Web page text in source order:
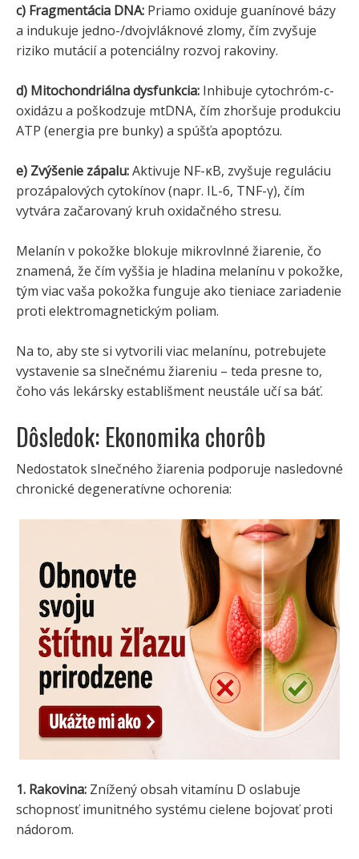
c) Fragmentácia DNA: Priamo oxiduje guanínové bázy
a indukuje jedno-/dvojvláknové zlomy, čím zvyšuje
riziko mutácií a potenciálny rozvoj rakoviny.
d) Mitochondriálna dysfunkcia: Inhibuje cytochróm-c-
oxidázu a poškodzuje mtDNA, čím zhoršuje produkciu
ATP (energia pre bunky) a spúšťa apoptózu.
e) Zvýšenie zápalu:Aktivuje NF-κB, zvyšuje reguláciu
prozápalových cytokínov (napr. IL-6, TNF-γ), čím
vytvára začarovaný kruh oxidačného stresu.
Melanín v pokožke blokuje mikrovlnné žiarenie, čo
znamená, že čím vyššia je hladina melanínu v pokožke,
tým viac vaša pokožka funguje ako tieniace zariadenie
proti elektromagnetickým poliam.
Na to, aby ste si vytvorili viac melanínu, potrebujete
vystavenie sa slnečnému žiareniu – teda presne to,
čoho vás lekársky establišment neustále učí sa báť.
Dôsledok: Ekonomika chorôb
Nedostatok slnečného žiarenia podporuje nasledovné
chronické degeneratívne ochorenia:
1. Rakovina: Znížený obsah vitamínu D oslabuje
schopnosť imunitného systému cielene bojovať proti
nádorom.